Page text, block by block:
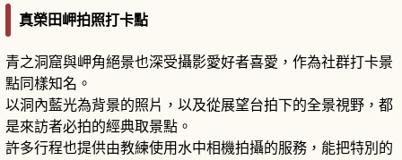
真榮田岬拍照打卡點
青之洞窟與岬角絕景也深受攝影愛好者喜愛，作為社群打卡景
點同樣知名。
以洞內藍光為背景的照片，以及從展望台拍下的全景視野，都
是來訪者必拍的經典取景點。
許多行程也提供由教練使用水中相機拍攝的服務，能把特別的